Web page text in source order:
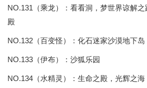
NO.131（乘龙）：看看洞，梦世界谅解
殿
NO.132（百变怪）：化石迷家沙漠地下岛
NO.133（伊布）：沙狐乐园
NO.134（水精灵）：生命之殿，光辉之